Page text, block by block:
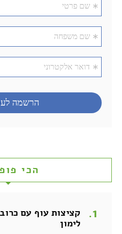
הכי
קציצות עוף עם
לימון